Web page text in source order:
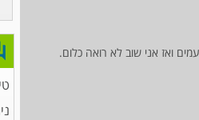
ואז אני שוב לא רואה כלום.